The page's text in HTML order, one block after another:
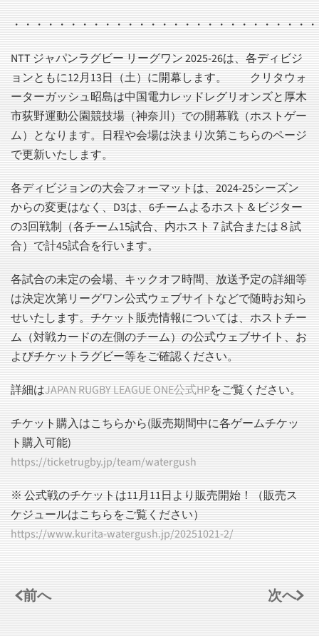
・・・・・・・・・・・・・・・・・・・・・・・・・・
NTT ジャパンラグビー リーグワン 2025-26は、各ディビジ
ョンともに12月13日（土）に開幕します。 クリタウォ
ーターガッシュ昭島は中国電力レッドレグリオンズと厚木
市荻野運動公園競技場（神奈川）での開幕戦（ホストゲー
ム）となります。日程や会場は決まり次第こちらのページ
で更新いたします。
各ディビジョンの大会フォーマットは、2024-25シーズン
からの変更はなく、D3は、6チームよるホスト＆ビジター
の3回戦制（各チーム15試合、内ホスト７試合または８試
合）で計45試合を行います。
各試合の未定の会場、キックオフ時間、放送予定の詳細等
は決定次第リーグワン公式ウェブサイトなどで随時お知ら
せいたします。チケット販売情報については、ホストチー
ム（対戦カードの左側のチーム）の公式ウェブサイト、お
よびチケットラグビー等をご確認ください。
詳細はJAPAN RUGBY LEAGUE ONE公式HPをご覧ください。
チケット購入はこちらから(販売期間中に各ゲームチケッ
ト購入可能)
https://ticketrugby.jp/team/watergush
※ 公式戦のチケットは11月11日より販売開始！（販売ス
ケジュールはこちらをご覧ください）
https://www.kurita-watergush.jp/20251021-2/
前へ 次へ